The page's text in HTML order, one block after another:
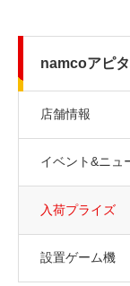
namcoアピ
店舗情報
イベント&ニュ
入荷プライズ
設置ゲーム機